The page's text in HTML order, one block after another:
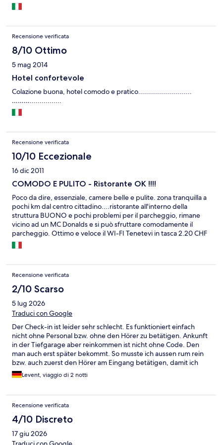
Recensione verificata
8/10 Ottimo
5 mag 2014
Hotel confortevole
Colazione buona, hotel comodo e pratico...........................
………................
Recensione verificata
10/10 Eccezionale
16 dic 2011
COMODO E PULITO - Ristorante OK !!!!
Poco da dire, essenziale, camere belle e pulite. zona tranquilla a
pochi km dal centro cittadino....ristorante all'interno della
struttura BUONO e pochi problemi per il parcheggio, rimane
vicino ad un MC Donalds e si può sfruttare comodamente il
parcheggio. Ottimo e veloce il WI-FI Tenetevi in tasca 2.20 CHF
per la tassa di soggiorno da pagare in LOCO... altrimenti Vi
ladrano con il pagamento in Euro. Cmq consigliato !!!
Recensione verificata
2/10 Scarso
5 lug 2026
Traduci con Google
Der Check-in ist leider sehr schlecht. Es funktioniert einfach
nicht ohne Personal bzw. ohne den Hörer zu betätigen. Ankunft
in der Tiefgarage aber reinkommen ist nicht ohne Code. Den
man auch erst später bekommt. So musste ich aussen rum rein
bzw. auch zuerst den Hörer am Eingang betätigen, damit ich
den Code zum reinkommen bekomme. Check-in funktioniert
nicht, ich solle zahlen obwohl schon im voraus bezahlt. Anruf nur
gekümmert, dann konnte man aufs Zimmer. Zimmer ganz ok,
aber extrem warm wie in einer Sauna. Da bringt auch der
Ventilator nichts. Statt Dusche gibt es ein Bad!? Irgendjemand
hat auch noch den Ablaufstopfen so runter gedrückt am
Waschbecken, so das man jemanden rufen musste; der nicht
kam. Auch am nächsten Tag der Putzkraft mitgeteilt. Aber es
Levent, viaggio di 2 notti
Recensione verificata
4/10 Discreto
17 giu 2026